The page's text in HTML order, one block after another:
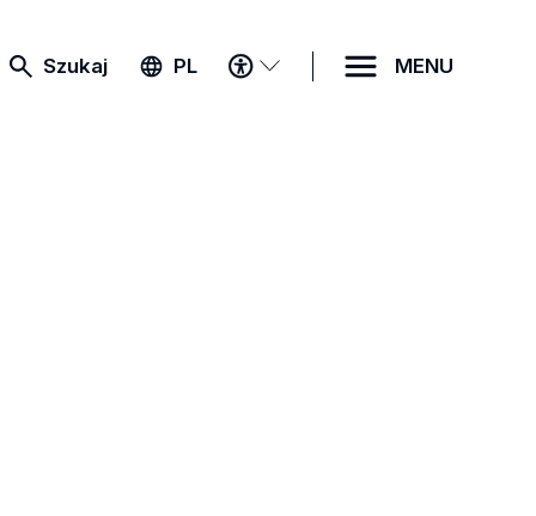
Szukaj PL
MENU
DOSTĘPNOŚCI
MENU